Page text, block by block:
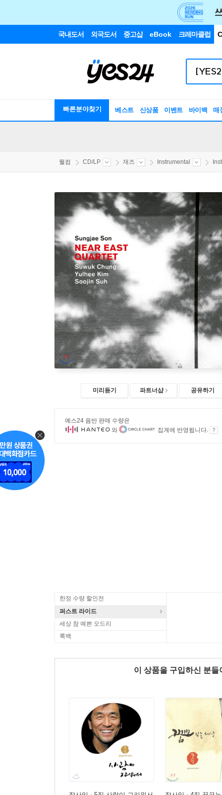
국내도서 외국도서 중고샵 eBook 크레마클럽
빠른분야찾기 베스트 신상품 이벤트 바이백 매
웰컴 CD/LP 재즈 Instrumental
미리듣기 파트너샵 공유하기
예스24 음반 판매 수량은
와
집계에 반영됩니다.
한정 수량 할인전
퍼스트 라이드
세상 참 예쁜 오드리
룩백
이 상품을 구입하신 분